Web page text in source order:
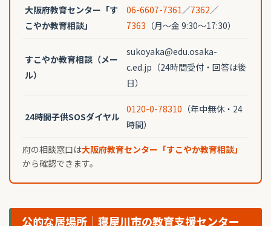
大阪府教育センター「す
こやか教育相談」
06-6607-7361 ／7362／
7363 （月〜金 9:30〜17:30）
すこやか教育相談（メー
ル）
sukoyaka@edu.osaka-
c.ed.jp（24時間受付・回答は後
日）
24時間子供SOSダイヤル
0120-0-78310 （年中無休・24
時間）
府の相談窓口は大阪府教育センター「すこやか教育相談」
から確認できます。
公的な居場所｜寝屋川市の教育支援センター